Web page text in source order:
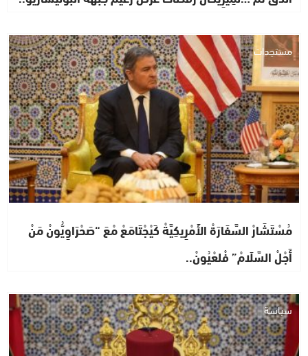
مستجدات
مُسْتَشَارْ السَّفَارَةْ الأَمْرِيكِيَّةْ كَيْجْتَامَعْ مْعَ “صَحْرَاوِيُّونْ مَنْ
أَجْلْ السَّلَامْ” فْلعْيُونْ..
سياسة